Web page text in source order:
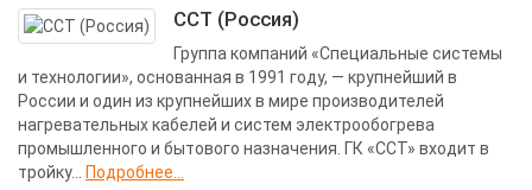
ССТ (Россия)
Группа компаний «Специальные системы
и технологии», основанная в 1991 году, — крупнейший в
России и один из крупнейших в мире производителей
нагревательных кабелей и систем электрообогрева
промышленного и бытового назначения. ГК «ССТ» входит в
тройку... Подробнее...